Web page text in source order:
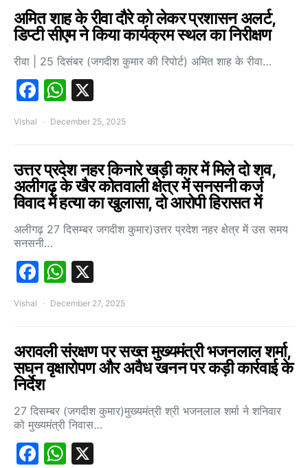
अमित शाह के रीवा दौरे को लेकर प्रशासन अलर्ट,
डिप्टी सीएम ने किया कार्यक्रम स्थल का निरीक्षण
रीवा | 25 दिसंबर (जगदीश कुमार की रिपोर्ट) अमित शाह के रीवा…
Facebook
WhatsApp
Vishal December 25, 2025
उत्तर प्रदेश नहर किनारे खड़ी कार में मिले दो शव,
अलीगढ़ के खैर कोतवाली क्षेत्र में सनसनी कर्ज
विवाद में हत्या का खुलासा, दो आरोपी हिरासत में
अलीगढ़ 27 दिसम्बर जगदीश कुमार)उत्तर प्रदेश नहर क्षेत्र में उस समय
सनसनी…
Facebook
WhatsApp
Vishal December 27, 2025
अरावली संरक्षण पर सख्त मुख्यमंत्री भजनलाल शर्मा,
सघन वृक्षारोपण और अवैध खनन पर कड़ी कार्रवाई के
निर्देश
27 दिसम्बर (जगदीश कुमार)मुख्यमंत्री श्री भजनलाल शर्मा ने शनिवार
को मुख्यमंत्री निवास…
Facebook
WhatsApp